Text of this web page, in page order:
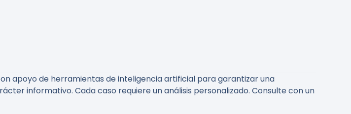
apoyo de herramientas de inteligencia artificial para garantizar una
informativo. Cada caso requiere un análisis personalizado. Consulte con un